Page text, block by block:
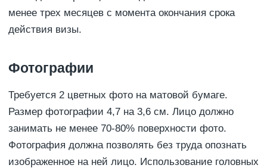
менее трех месяцев с момента окончания срока
действия визы.
Фотографии
Требуется 2 цветных фото на матовой бумаге.
Размер фотографии 4,7 на 3,6 см. Лицо должно
занимать не менее 70-80% поверхности фото.
Фотография должна позволять без труда опознать
изображенное на ней лицо. Использование головных